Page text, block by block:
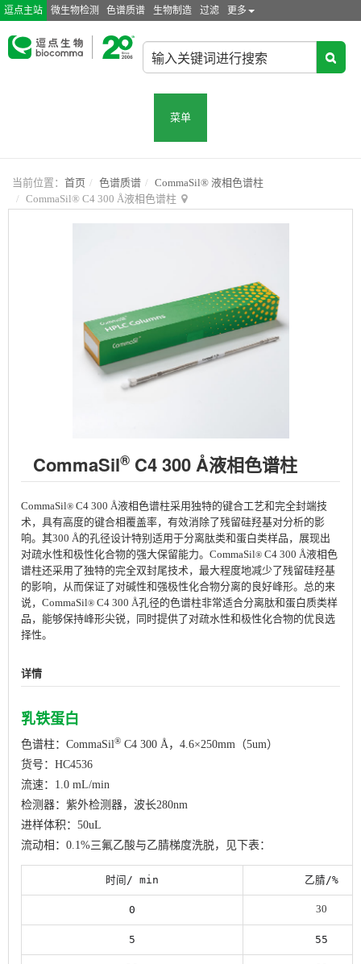
逗点主站 微生物检测 色谱质谱 生物制造 过滤 更多
菜单
当前位置： 首页 色谱质谱
CommaSil® 液相色谱柱
CommaSil® C4 300 Å液相色谱柱
CommaSil® C4 300 Å液相色谱柱
CommaSil® C4 300 Å液相色谱柱采用独特的键合工艺和完全封端技
术，具有高度的键合相覆盖率，有效消除了残留硅羟基对分析的影
响。其300 Å的孔径设计特别适用于分离肽类和蛋白类样品，展现出
对疏水性和极性化合物的强大保留能力。CommaSil® C4 300 Å液相色
谱柱还采用了独特的完全双封尾技术，最大程度地减少了残留硅羟基
的影响，从而保证了对碱性和强极性化合物分离的良好峰形。总的来
说，CommaSil® C4 300 Å孔径的色谱柱非常适合分离肽和蛋白质类样
品，能够保持峰形尖锐，同时提供了对疏水性和极性化合物的优良选
择性。
详情
乳铁蛋白
色谱柱：CommaSil® C4 300 Å，4.6×250mm（5um）
货号：HC4536
流速：1.0 mL/min
检测器：紫外检测器，波长280nm
进样体积：50uL
流动相：0.1%三氟乙酸与乙腈梯度洗脱，见下表：
时间/ min 乙腈/%
0 30
5 55